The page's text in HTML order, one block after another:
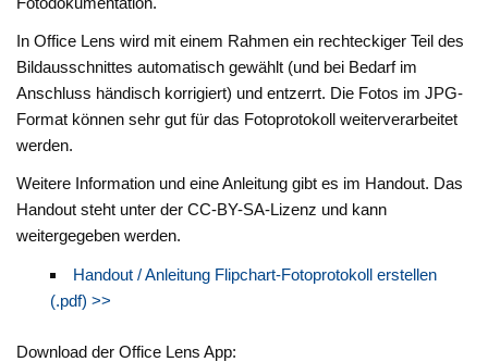
In Office Lens wird mit einem Rahmen ein rechteckiger Teil des
Bildausschnittes automatisch gewählt (und bei Bedarf im
Anschluss händisch korrigiert) und entzerrt. Die Fotos im JPG-
Format können sehr gut für das Fotoprotokoll weiterverarbeitet
werden.
Weitere Information und eine Anleitung gibt es im Handout. Das
Handout steht unter der CC-BY-SA-Lizenz und kann
weitergegeben werden.
Handout / Anleitung Flipchart-Fotoprotokoll erstellen
(.pdf) >>
Download der Office Lens App: